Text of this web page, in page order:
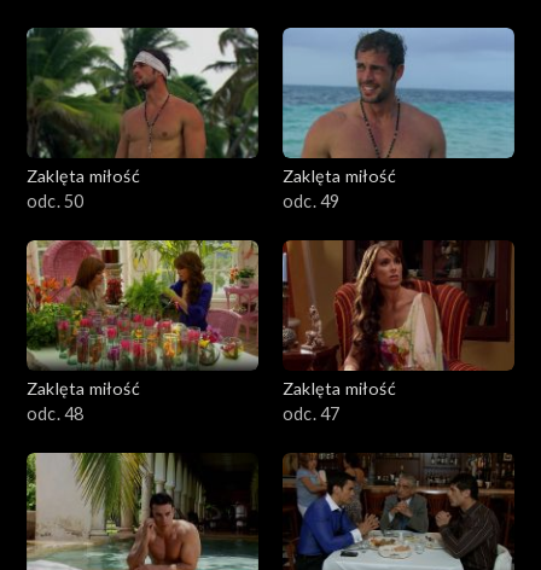
Zaklęta miłość
odc. 50
Zaklęta miłość
odc. 49
Zaklęta miłość
odc. 48
Zaklęta miłość
odc. 47